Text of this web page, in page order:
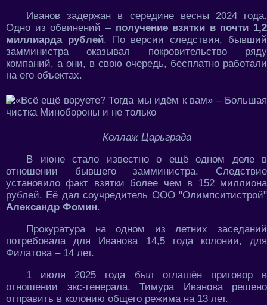
Иванов задержан в середине весны 2024 года.
Одно из обвинений – получение взятки в почти 1,2
миллиарда рублей. По версии следствия, бывший
замминистра оказывал покровительство ряду
компаний, а они, в свою очередь, бесплатно работали
на его объектах.
Коллаж Царьграда
В июне стало известно о ещё одном деле в
отношении бывшего замминистра. Следствие
установило факт взятки более чем в 152 миллиона
рублей. Её дал соучредитель ООО "Олимпситистрой"
Александр Фомин.
Прокуратура на одном из летних заседаний
потребовала для Иванова 14,5 года колонии, для
Филатова – 14 лет.
1 июля 2025 года был оглашён приговор в
отношении экс-генерала. Тимура Иванова решено
отправить в колонию общего режима на 13 лет.